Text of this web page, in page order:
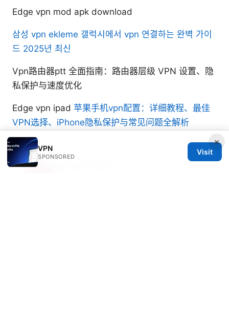
Edge vpn mod apk download
삼성 vpn ekleme 갤럭시에서 vpn 연결하는 완벽 가이
드 2025년 최신
Vpn路由器ptt 全面指南：路由器层级 VPN 设置、隐
私保护与速度优化
Edge vpn ipad 苹果手机vpn配置：详细教程、最佳
VPN选择、iPhone隐私保护与常见问题全解析
×
VPN
SPONSORED
Visit